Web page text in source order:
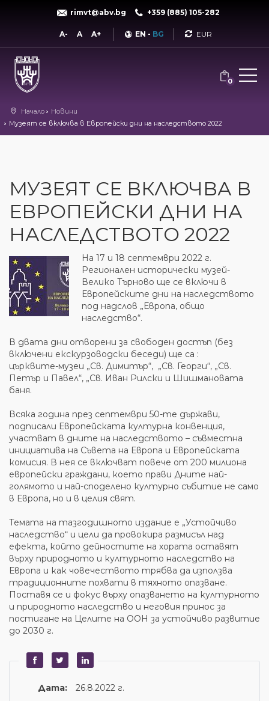
rimvt@abv.bg +359 (885) 105-282
A- A A+ EN - BG Currency
0
Начало
Новини
Музеят се включва в Европейски дни на наследството 2022
МУЗЕЯТ СЕ ВКЛЮЧВА В
ЕВРОПЕЙСКИ ДНИ НА
НАСЛЕДСТВОТО 2022
На 17 и 18 септември 2022 г.
Регионален исторически музей-
Велико Търново ще се включи в
Европейските дни на наследството
под надслов „Европа, общо
наследство“.
В двата дни отворени за свободен достъп (без
включени екскурзоводски беседи) ще са :
църквите-музеи „Св. Димитър“, „Св. Георги“, „Св.
Петър и Павел“, „Св. Иван Рилски и Шишмановата
баня.
Всяка година през септември 50-те държави,
подписали Европейската културна конвенция,
участват в дните на наследството – съвместна
инициатива на Съвета на Европа и Европейската
комисия. В нея се включват повече от 200 милиона
европейски граждани, което прави Дните най-
голямото и най-споделено културно събитие не само
в Европа, но и в целия свят.
Темата на тазгодишното издание е „Устойчиво
наследство“ и цели да провокира размисъл над
ефекта, който дейностите на хората оставят
върху природното и културното наследство на
Европа и как човечеството трябва да използва
традиционните похвати в тяхното опазване.
Поставя се и фокус върху опазването на културното
и природното наследство и неговия принос за
постигане на Целите на ООН за устойчиво развитие
до 2030 г.
Дата:
26.8.2022 г.